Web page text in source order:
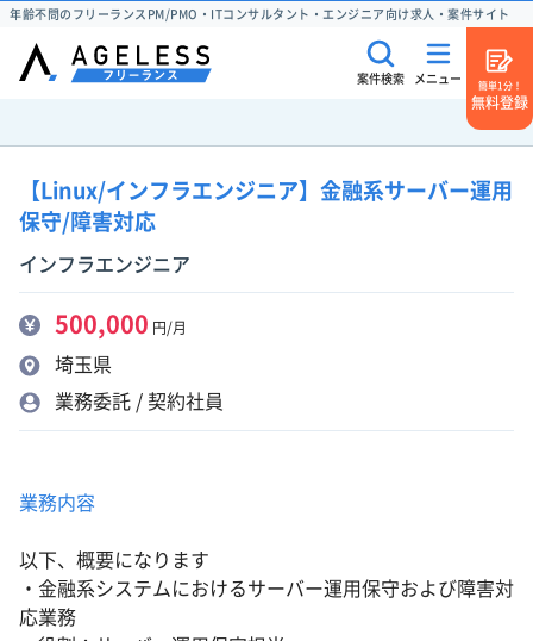
年齢不問のフリーランスPM/PMO・ITコンサルタント・エンジニア向け求人・案件サイト
案件検索 メニュー
簡単1分！
無料登録
【Linux/インフラエンジニア】金融系サーバー運用
保守/障害対応
インフラエンジニア
500,000 円/月
埼玉県
業務委託 / 契約社員
業務内容
以下、概要になります
・金融系システムにおけるサーバー運用保守および障害対
応業務